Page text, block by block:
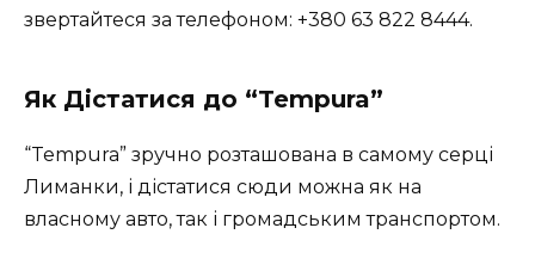
звертайтеся за телефоном: +380 63 822 8444.
Як Дістатися до “Tempura”
“Tempura” зручно розташована в самому серці
Лиманки, і дістатися сюди можна як на
власному авто, так і громадським транспортом.